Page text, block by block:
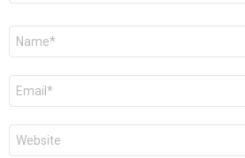
electrónico
*